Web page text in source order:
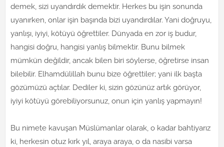
demek, sizi uyandırdık demektir. Herkes bu işin sonunda
uyanırken, onlar işin başında bizi uyandırdılar. Yani doğruyu,
yanlışı, iyiyi, kötüyü öğrettiler. Dünyada en zor iş budur,
hangisi doğru, hangisi yanlış bilmektir. Bunu bilmek
mümkün değildir, ancak bilen biri söylerse, öğretirse insan
bilebilir. Elhamdülillah bunu bize öğrettiler; yani ilk başta
gözümüzü açtılar. Dediler ki, sizin gözünüz artık görüyor,
iyiyi kötüyü görebiliyorsunuz, onun için yanlış yapmayın!
Bu nimete kavuşan Müslümanlar olarak, o kadar bahtiyarız
ki, herkesin otuz kırk yıl, araya araya, o da nasibi varsa